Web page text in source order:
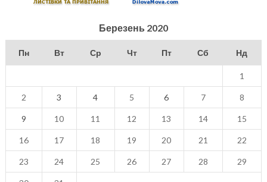
Березень 2020
Пн Вт Ср Чт Пт Сб Нд
1
2 3 4 5 6 7 8
9 10 11 12 13 14 15
16 17 18 19 20 21 22
23 24 25 26 27 28 29